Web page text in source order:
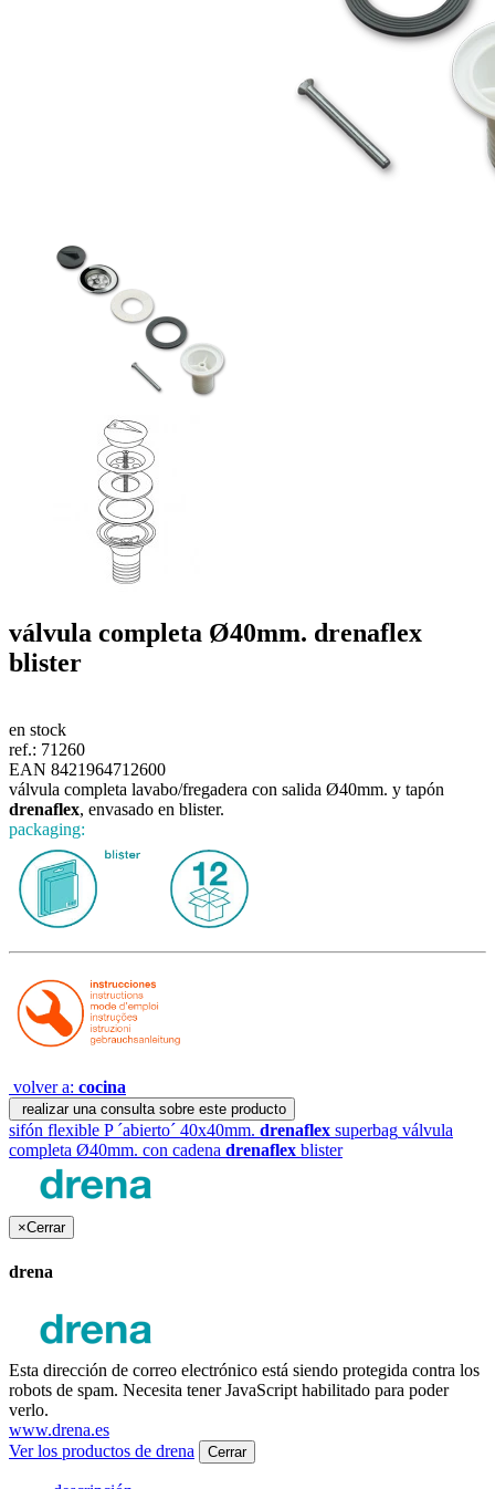
válvula completa Ø40mm. drenaflex
blister
en stock
ref.: 71260
EAN 8421964712600
válvula completa lavabo/fregadera con salida Ø40mm. y tapón
drenaflex, envasado en blister.
packaging:
volver a: cocina
realizar una consulta sobre este producto
sifón flexible P ´abierto´ 40x40mm. drenaflex superbag válvula
completa Ø40mm. con cadena drenaflex blister
×Cerrar
drena
Esta dirección de correo electrónico está siendo protegida contra los
robots de spam. Necesita tener JavaScript habilitado para poder
verlo.
www.drena.es
Ver los productos de drena
Cerrar